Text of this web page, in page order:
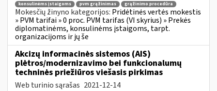
konsulinėms įstaigoms
pvm grąžinimas grąžinimo procedūra
Mokesčių žinyno kategorijos: Pridėtinės vertės mokestis
» PVM tarifai » 0 proc. PVM tarifas (VI skyrius) » Prekės
diplomatinėms, konsulinėms įstaigoms, tarpt.
organizacijoms ir jų še
Akcizų informacinės sistemos (AIS)
plėtros/modernizavimo bei funkcionalumų
techninės priežiūros viešasis pirkimas
Web turinio sąrašas 2021-12-14